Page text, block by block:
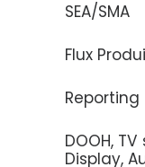
SEA/SMA
Flux
Reporting
DOOH,
Display,
Si vous